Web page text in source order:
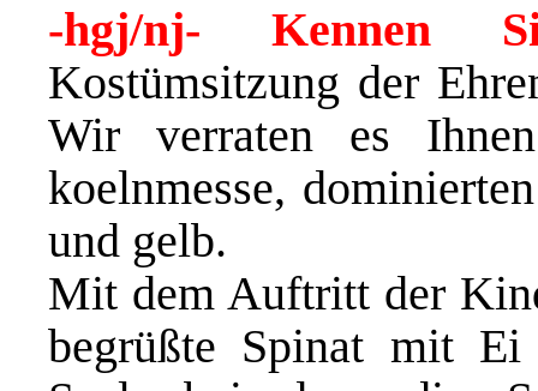
-hgj/nj- Kennen
Kostümsitzung der
Wir verraten es
koelnmesse,
und gelb.
Mit dem Auftritt der
begrüßte Spinat mit